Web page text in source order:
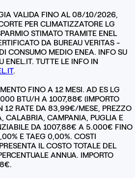
VALIDA FINO AL 08/10/2026,
PER CLIMATIZZATORE LG
STIMATO TRAMITE ENEL
DA BUREAU VERITAS -
CONSUMO MEDIO ENEA. INFO SU
ENEL.IT. TUTTE LE INFO IN
.
FINO A 12 MESI. AD ES LG
BTU/H A 1007,88€ (IMPORTO
12 RATE DA 83,99€/MESE, PREZZO
CALABRIA, CAMPANIA, PUGLIA E
DA 1007,88€ A 5.000€ FINO
E TAEG 0,00%. COSTI
IL COSTO TOTALE DEL
ANNUA. IMPORTO